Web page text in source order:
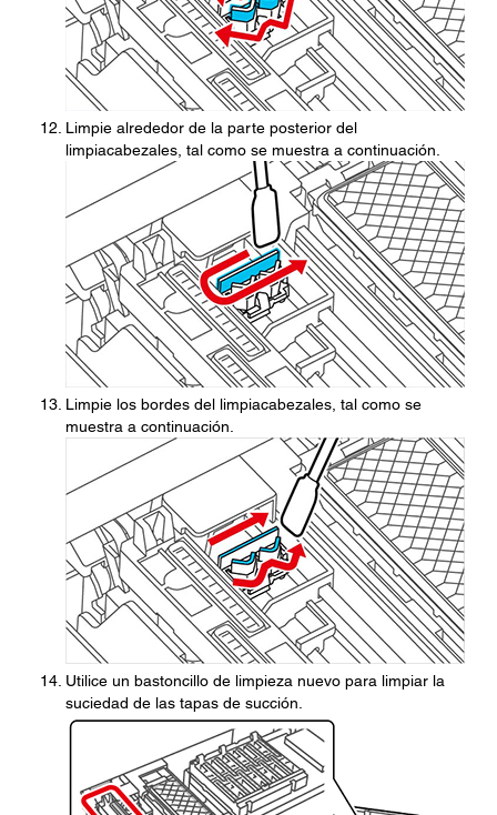
Limpie alrededor de la parte posterior del
limpiacabezales, tal como se muestra a continuación.
Limpie los bordes del limpiacabezales, tal como se
muestra a continuación.
Utilice un bastoncillo de limpieza nuevo para limpiar la
suciedad de las tapas de succión.